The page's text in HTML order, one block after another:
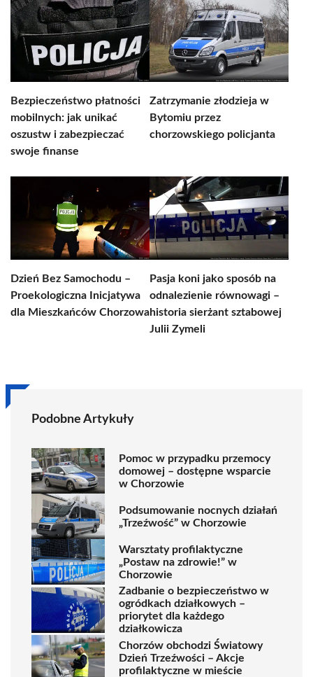
Bezpieczeństwo płatności
mobilnych: jak unikać
oszustw i zabezpieczać
swoje finanse
Zatrzymanie złodzieja w
Bytomiu przez
chorzowskiego policjanta
Dzień Bez Samochodu –
Proekologiczna Inicjatywa
dla Mieszkańców Chorzowa
Pasja koni jako sposób na
odnalezienie równowagi –
historia sierżant sztabowej
Julii Zymeli
Podobne Artykuły
Pomoc w przypadku przemocy
domowej – dostępne wsparcie
w Chorzowie
Podsumowanie nocnych działań
„Trzeźwość” w Chorzowie
Warsztaty profilaktyczne
„Postaw na zdrowie!” w
Chorzowie
Zadbanie o bezpieczeństwo w
ogródkach działkowych –
priorytet dla każdego
działkowicza
Chorzów obchodzi Światowy
Dzień Trzeźwości – Akcje
profilaktyczne w mieście